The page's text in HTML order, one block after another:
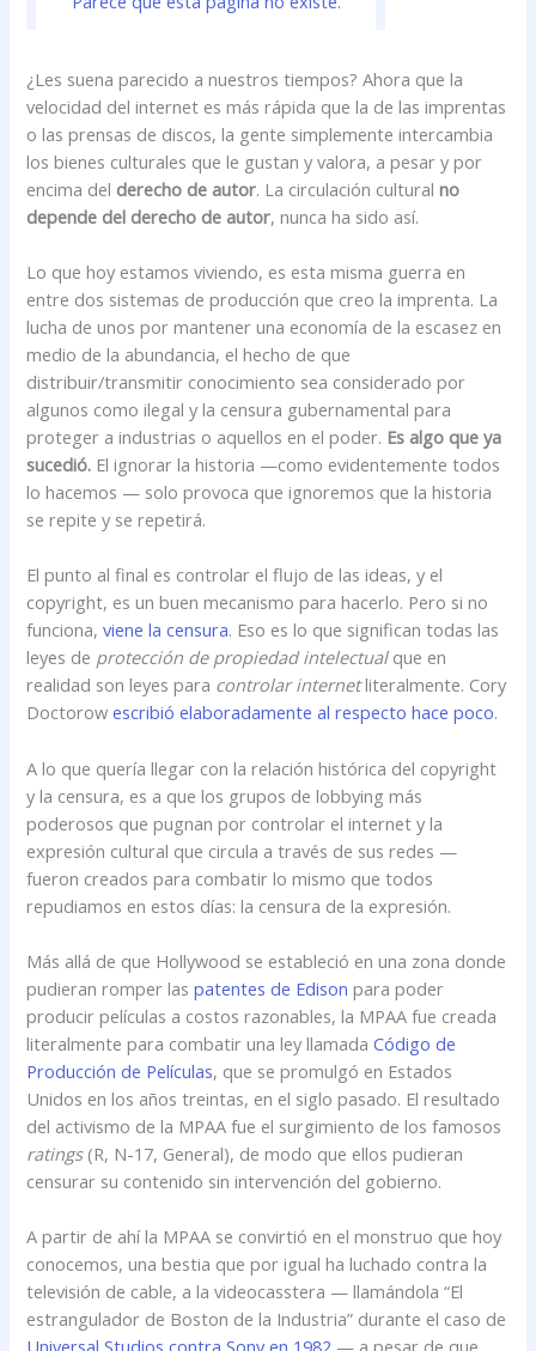
¿Les suena parecido a nuestros tiempos? Ahora que la
velocidad del internet es más rápida que la de las imprentas
o las prensas de discos, la gente simplemente intercambia
los bienes culturales que le gustan y valora, a pesar y por
encima del derecho de autor. La circulación culturalno
depende del derecho de autor, nunca ha sido así.
Lo que hoy estamos viviendo, es esta misma guerra en
entre dos sistemas de producción que creo la imprenta. La
lucha de unos por mantener una economía de la escasez en
medio de la abundancia, el hecho de que
distribuir/transmitir conocimiento sea considerado por
algunos como ilegal y la censura gubernamental para
proteger a industrias o aquellos en el poder. Es algo que ya
sucedió. El ignorar la historia —como evidentemente todos
lo hacemos — solo provoca que ignoremos que la historia
se repite y se repetirá.
El punto al final es controlar el flujo de las ideas, y el
copyright, es un buen mecanismo para hacerlo. Pero si no
funciona,viene la censura. Eso es lo que significan todas las
leyes de protección de propiedad intelectualque en
realidad son leyes para controlar internetliteralmente. Cory
Doctorowescribió elaboradamente al respecto hace poco.
A lo que quería llegar con la relación histórica del copyright
y la censura, es a que los grupos de lobbying más
poderosos que pugnan por controlar el internet y la
expresión cultural que circula a través de sus redes —
fueron creados para combatir lo mismo que todos
repudiamos en estos días: la censura de la expresión.
Más allá de que Hollywood se estableció en una zona donde
pudieran romper laspatentes de Edison para poder
producir películas a costos razonables, la MPAA fue creada
literalmente para combatir una ley llamadaCódigo de
Producción de Películas, que se promulgó en Estados
Unidos en los años treintas, en el siglo pasado. El resultado
del activismo de la MPAA fue el surgimiento de los famosos
ratings(R, N-17, General), de modo que ellos pudieran
censurar su contenido sin intervención del gobierno.
A partir de ahí la MPAA se convirtió en el monstruo que hoy
conocemos, una bestia que por igual ha luchado contra la
televisión de cable, a la videocasstera — llamándola “El
estrangulador de Boston de la Industria” durante el caso de